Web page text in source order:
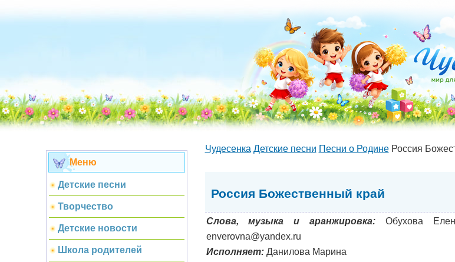
Меню
Детские песни
Творчество
Детские новости
Школа родителей
Чудесенка Детские песни Песни о РодинеРоссия
Россия Божественный край
Слова, музыка и аранжировка: Обухова
enverovna@yandex.ru
Исполняет:Данилова Марина